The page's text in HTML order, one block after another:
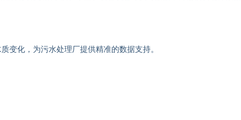
变化，为污水处理厂提供精准的数据支持。